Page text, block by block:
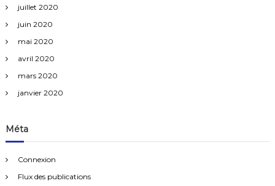
juillet 2020
juin 2020
mai 2020
avril 2020
mars 2020
janvier 2020
Méta
Connexion
Flux des publications